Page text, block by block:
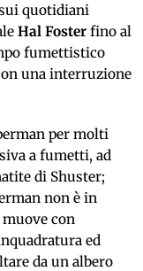
quotidiani
Hal Foster fino al
fumettistico
una interruzione
per molti
a fumetti, ad
di Shuster;
non è in
con
ed
da un albero